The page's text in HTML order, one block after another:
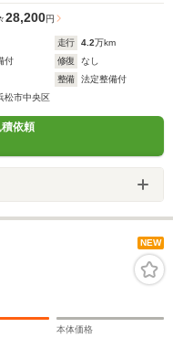
28,200円
走行 4.2万km
付 修復
なし
整備
法定整備付
松市中央区
依頼
NEW
本体価格